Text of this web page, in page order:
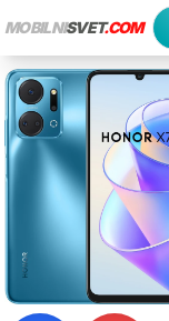
MOBILNISVET.COM